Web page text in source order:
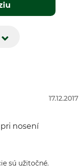
17.12.2017
nosení
sú užitočné.